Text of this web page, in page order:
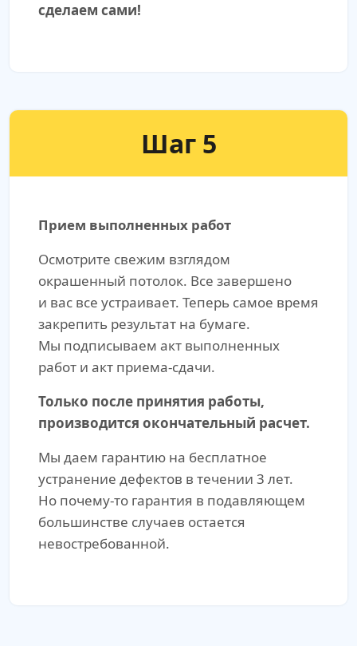
сделаем сами!
Шаг 5
Прием выполненных работ
Осмотрите свежим взглядом
окрашенный потолок. Все завершено
и вас все устраивает. Теперь самое время
закрепить результат на бумаге.
Мы подписываем акт выполненных
работ и акт приема-сдачи.
Только после принятия работы,
производится окончательный расчет.
Мы даем гарантию на бесплатное
устранение дефектов в течении 3 лет.
Но почему-то гарантия в подавляющем
большинстве случаев остается
невостребованной.